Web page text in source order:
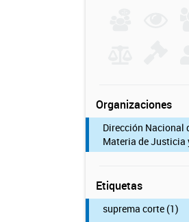
Organizaciones
Dirección Nacional
Materia de Justicia
Etiquetas
suprema corte (1)